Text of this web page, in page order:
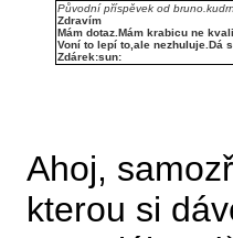
Původní příspěvek od
Zdravím
Mám dotaz.Mám krabicu ne
Voní to lepí to,ale nezhuluje.Dá
Zdárek:sun:
Ahoj,
kterou si